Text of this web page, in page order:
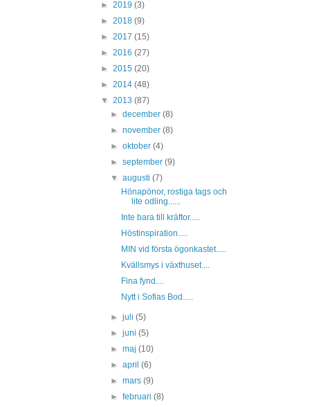
► 2019 (3)
► 2018 (9)
► 2017 (15)
► 2016 (27)
► 2015 (20)
► 2014 (48)
▼ 2013 (87)
►december(8)
►november(8)
►oktober(4)
►september(9)
▼augusti(7)
Hönapönor, rostiga tags och
lite odling......
Inte bara till kräftor.....
Höstinspiration.....
MIN vid första ögonkastet.....
Kvällsmys i växthuset....
Fina fynd....
Nytt i Sofias Bod.....
►juli(5)
►juni(5)
►maj(10)
►april(6)
►mars(9)
►februari(8)